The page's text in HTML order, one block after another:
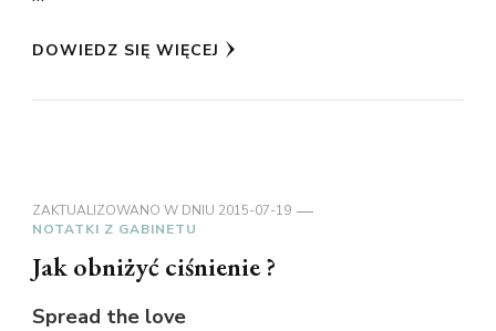
DOWIEDZ SIĘ WIĘCEJ
ZAKTUALIZOWANO W DNIU 2015-07-19
NOTATKI Z GABINETU
Jak obniżyć ciśnienie ?
Spread the love